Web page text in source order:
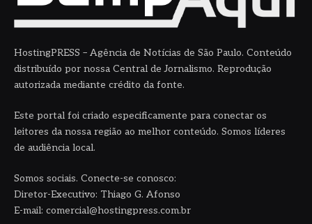
HostingPRESS – Agência de Notícias de São Paulo. Conteúdo
distribuído por nossa Central de Jornalismo. Reprodução
autorizada mediante crédito da fonte.
Este portal foi criado especificamente para conectar os
leitores da nossa região ao melhor conteúdo. Somos líderes
de audiência local.
Somos sociais. Conecte-se conosco:
Diretor-Executivo: Thiago G. Afonso
E-mail: comercial@hostingpress.com.br